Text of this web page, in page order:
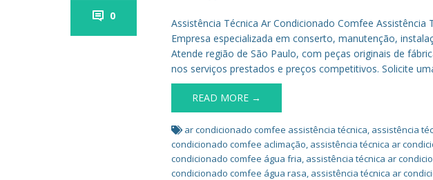
0
Assistência Técnica Ar Condicionado Comfee
Empresa especializada em conserto, manutenção,
Atende região de São Paulo, com peças originais de
nos serviços prestados e preços competitivos. Solicite
READ MORE →
ar condicionado comfee assistência técnica, assistência
condicionado comfee aclimação, assistência técnica ar
condicionado comfee água fria, assistência técnica ar
condicionado comfee água rasa, assistência técnica ar